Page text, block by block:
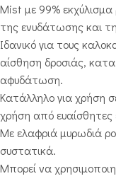
Mist με 99%
της ενυδάτωσης και
Ιδανικό για τους
αίσθηση δροσιάς,
αφυδάτωση.
Κατάλληλο για χρήση
χρήση από ευαίσθητες
Με ελαφριά μυρωδιά
συστατικά.
Μπορεί να